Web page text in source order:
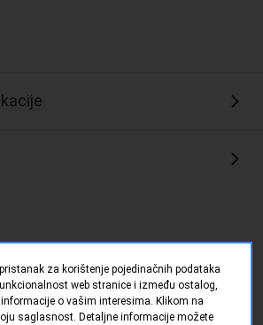
za korištenje pojedinačnih podataka
web stranice i između ostalog,
o vašim interesima. Klikom na
saglasnost. Detaljne informacije možete